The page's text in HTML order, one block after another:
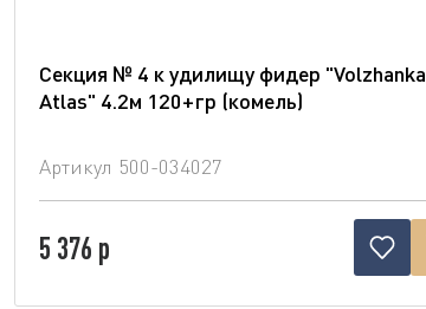
Секция № 4 к удилищу фидер "Volzhanka
Atlas" 4.2м 120+гр (комель)
Артикул 500-034027
5 376 р